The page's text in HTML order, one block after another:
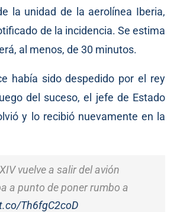
la unidad de la aerolínea Iberia,
de la incidencia. Se estima
al menos, de 30 minutos.
había sido despedido por el rey
del suceso, el jefe de Estado
y lo recibió nuevamente en la
vuelve a salir del avión
a punto de poner rumbo a
Th6fgC2coD